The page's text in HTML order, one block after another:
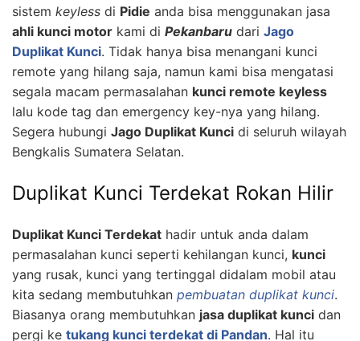
sistem keyless di Pidie anda bisa menggunakan jasa
ahli kunci motor kami di Pekanbaru dari Jago
Duplikat Kunci. Tidak hanya bisa menangani kunci
remote yang hilang saja, namun kami bisa mengatasi
segala macam permasalahan kunci remote keyless
lalu kode tag dan emergency key-nya yang hilang.
Segera hubungi Jago Duplikat Kunci di seluruh wilayah
Bengkalis Sumatera Selatan.
Duplikat Kunci Terdekat Rokan Hilir
Duplikat Kunci Terdekat hadir untuk anda dalam
permasalahan kunci seperti kehilangan kunci, kunci
yang rusak, kunci yang tertinggal didalam mobil atau
kita sedang membutuhkan pembuatan duplikat kunci.
Biasanya orang membutuhkan jasa duplikat kunci dan
pergi ke tukang kunci terdekat di Pandan. Hal itu